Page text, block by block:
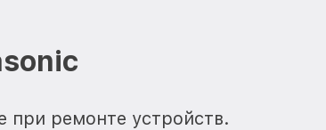
при ремонте устройств.